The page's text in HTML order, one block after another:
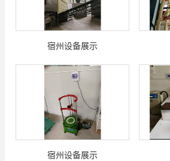
宿州设备展示
宿州设备展示